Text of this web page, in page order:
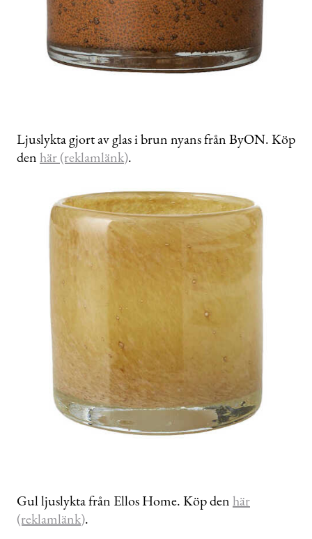
Ljuslykta gjort av glas i brun nyans från ByON. Köp
denhär (reklamlänk).
Gul ljuslykta från Ellos Home. Köp denhär
(reklamlänk).